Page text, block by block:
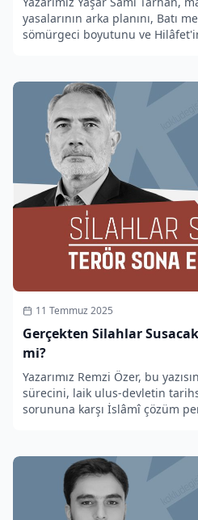
yasalarının arka planını, Batı
sömürgeci boyutunu ve
11 Temmuz 2025
Gerçekten Silahlar
mi?
Yazarımız Remzi Özer, bu
sürecini, laik ulus-devletin
sorununa karşı İslâmî çözüm